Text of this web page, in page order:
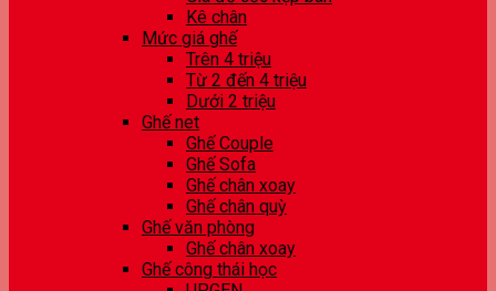
Kê chân
Mức giá ghế
Trên 4 triệu
Từ 2 đến 4 triệu
Dưới 2 triệu
Ghế net
Ghế Couple
Ghế Sofa
Ghế chân xoay
Ghế chân quỳ
Ghế văn phòng
Ghế chân xoay
Ghế công thái học